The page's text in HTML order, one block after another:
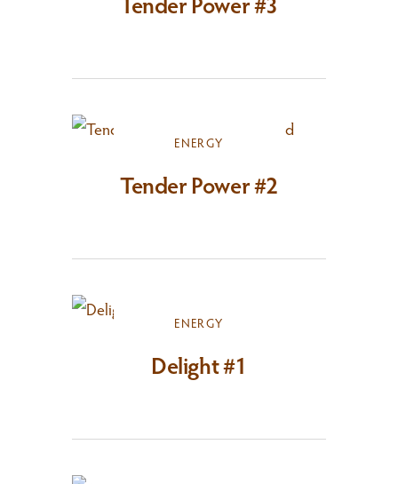
ENERGY
Tender Power #2
ENERGY
Delight #1